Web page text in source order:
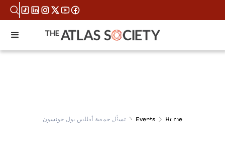
Home
Events تسأل جمعية أطلس بول جونسون
تسأل جمعية أطلس بول